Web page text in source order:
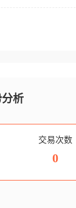
析
交易次数
0